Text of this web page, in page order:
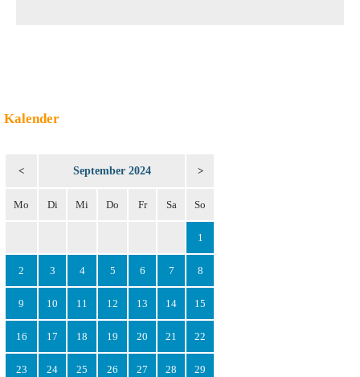
Kalender
< September 2024 >
Mo Di Mi Do Fr Sa So
1
2 3 4 5 6 7 8
9 10 11 12 13 14 15
16 17 18 19 20 21 22
23 24 25 26 27 28 29